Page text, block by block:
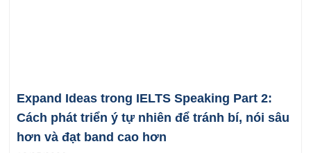
Expand Ideas trong IELTS Speaking Part 2:
Cách phát triển ý tự nhiên để tránh bí, nói sâu
hơn và đạt band cao hơn